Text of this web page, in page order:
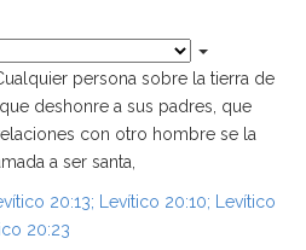
persona sobre la tierra de
deshonre a sus padres, que
con otro hombre se la
a ser santa,
20:13; Levítico 20:10;
Levítico
20:23